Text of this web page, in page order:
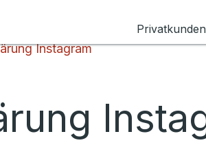
Privatkunden
Instagram